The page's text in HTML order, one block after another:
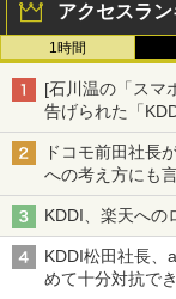
アクセスラ
1時間
[石川温の「スマ
告げられた「
穴と楽天モバイ
ドコモ前田社長
への考え方にも
KDDI、楽天への
KDDI松田社長、
めて十分対抗でき